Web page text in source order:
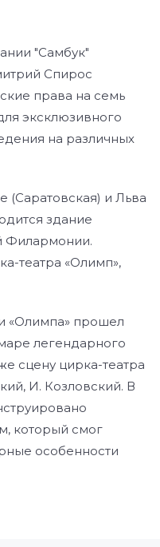
"Самбук"
Спирос
права на семь
эксклюзивного
на различных
(Саратовская) и Льва
здание
Филармонии.
театра «Олимп»,
«Олимпа» прошел
легендарного
сцену цирка-театра
И. Козловский. В
который смог
особенности